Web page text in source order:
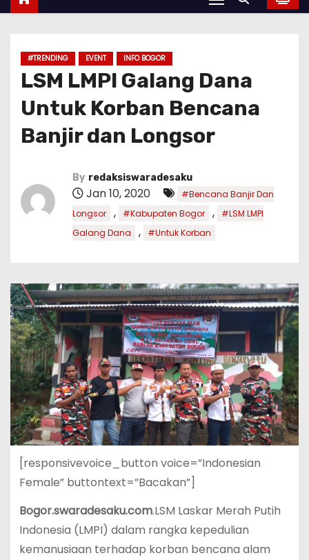
#TRENDING EVENT INFO BOGOR
LSM LMPI Galang Dana
Untuk Korban Bencana
Banjir dan Longsor
By redaksiswaradesaku
Jan 10, 2020
#Bencana Banjir Dan
Longsor
, #Kabupaten Bogor ,
#LSM LMPI
Galang Dana
, #Untuk Korban
[responsivevoice_button voice=”Indonesian
Female” buttontext=”Bacakan”]
Bogor.swaradesaku.com.LSM Laskar Merah Putih
Indonesia (LMPI) dalam rangka kepedulian
kemanusiaan terhadap korban bencana alam